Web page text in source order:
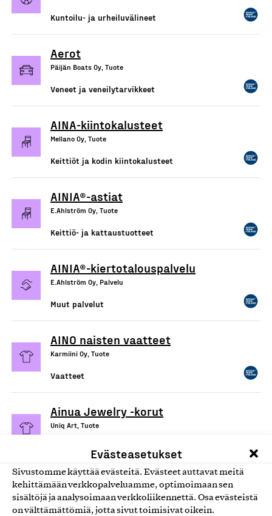
Evästeasetukset
Sivustomme käyttää evästeitä. Evästeet auttavat meitä
kehittämään verkkopalveluamme, optimoimaan sen
sisältöjä ja analysoimaan verkkoliikennettä. Osa evästeistä
on välttämättömiä, jotta sivut toimisivat oikein.
Kuntoilu- ja urheiluvälineet
Aerot
Päijän Boats Oy, Tuote
Veneet ja veneilytarvikkeet
AINA-kiintokalusteet
Mellano Oy, Tuote
Keittiöt ja kodin kiintokalusteet
AINIA®-astiat
E.Ahlström Oy, Tuote
Keittiö- ja kattaustuotteet
AINIA®-kiertotalouspalvelu
E.Ahlström Oy, Palvelu
Muut palvelut
AINO naisten vaatteet
Karmiini Oy, Tuote
Vaatteet
Ainua Jewelry -korut
Uniq Art, Tuote